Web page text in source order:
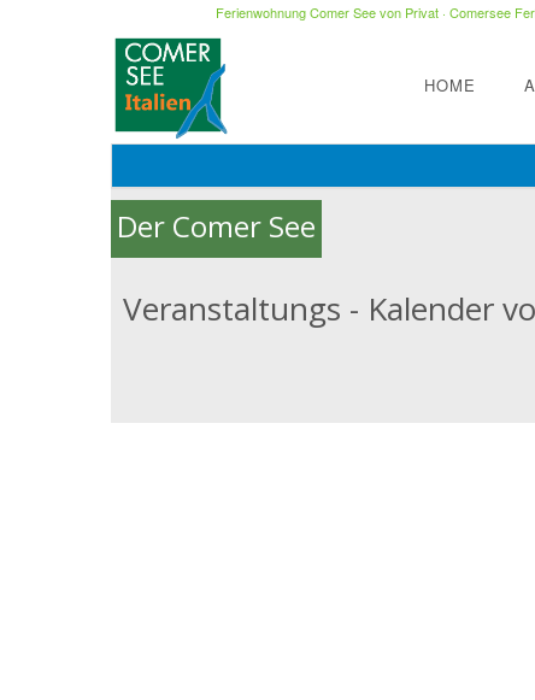
Ferienwohnung Comer See von Privat· Comersee
HOME
Der Comer See
Veranstaltungs - Kalender